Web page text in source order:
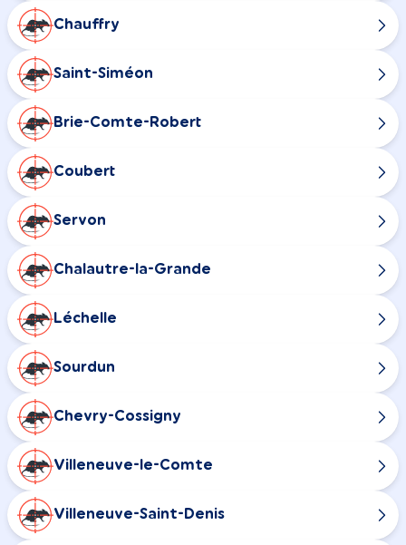
Chauffry
Saint-Siméon
Brie-Comte-Robert
Coubert
Servon
Chalautre-la-Grande
Léchelle
Sourdun
Chevry-Cossigny
Villeneuve-le-Comte
Villeneuve-Saint-Denis